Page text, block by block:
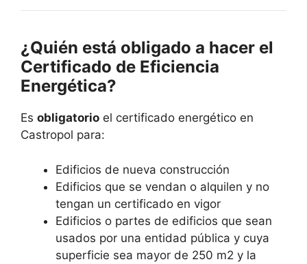
¿Quién está obligado a hacer el
Certificado de Eficiencia
Energética?
Es obligatorio el certificado energético en
Castropol para:
Edificios de nueva construcción
Edificios que se vendan o alquilen y no
tengan un certificado en vigor
Edificios o partes de edificios que sean
usados por una entidad pública y cuya
superficie sea mayor de 250 m2 y la